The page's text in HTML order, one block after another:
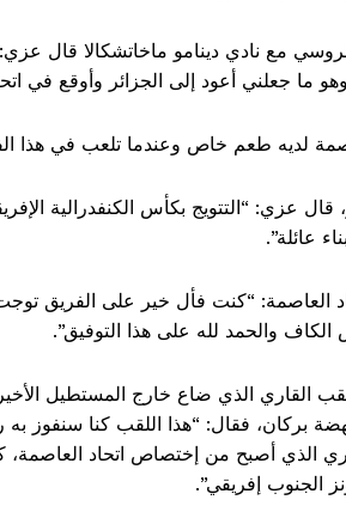
مع نادي دينامو ماخاتشكالا قال
ما جعلني أعود إلى الجزائر وأوقع في
لديه طعم خاص وعندما تلعب في هذا
قال عزي: “التتويج بكأس الكنفدرالية
عائلة”.
العاصمة: “كنت فأل خير على الفريق
والحمد لله على هذا التوفيق”.
القاري الذي ضاع خارج المستطيل
بركان، فقال: “هذا اللقب كنا سنفوز
الذي أصبح من إختصاص اتحاد
الجنوب إفريقي”.